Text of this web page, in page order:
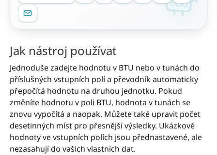
Jak nástroj používat
Jednoduše zadejte hodnotu v BTU nebo v tunách do
příslušných vstupních polí a převodník automaticky
přepočítá hodnotu na druhou jednotku. Pokud
změníte hodnotu v poli BTU, hodnota v tunách se
znovu vypočítá a naopak. Můžete také upravit počet
desetinných míst pro přesnější výsledky. Ukázkové
hodnoty ve vstupních polích jsou přednastavené, ale
nezasahují do vašich vlastních dat.